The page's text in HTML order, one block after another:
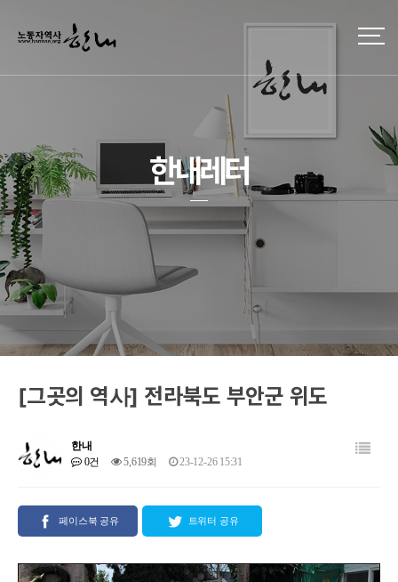
한내레터
[그곳의 역사] 전라북도 부안군 위도
한내
0건
5,619회 23-12-26 15:31
페이스북 공유 트위터 공유